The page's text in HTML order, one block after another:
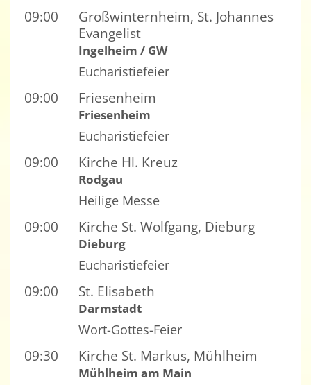
09:00
Großwinternheim, St. Johannes
Evangelist
Ingelheim / GW
Eucharistiefeier
09:00 Friesenheim
Friesenheim
Eucharistiefeier
09:00 Kirche Hl. Kreuz
Rodgau
Heilige Messe
09:00 Kirche St. Wolfgang, Dieburg
Dieburg
Eucharistiefeier
09:00 St. Elisabeth
Darmstadt
Wort-Gottes-Feier
09:30 Kirche St. Markus, Mühlheim
Mühlheim am Main